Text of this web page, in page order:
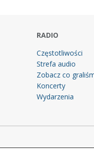
RADIO
Częstotliwości
Strefa audio
Zobacz co
Koncerty
Wydarzenia